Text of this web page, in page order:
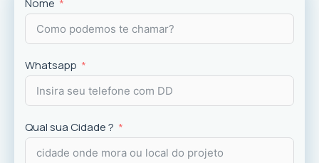
experiência dos usuários.
Nome
Whatsapp
Qual sua Cidade ?